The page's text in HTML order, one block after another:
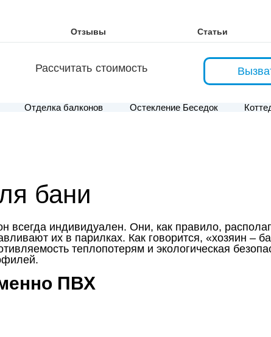
Отзывы Статьи
Рассчитать стоимость
Отделка балконов Остекление Беседок
бани
всегда индивидуален. Они, как правило,
их в парилках. Как говорится, «хозяин –
теплопотерям и экологическая
ПВХ